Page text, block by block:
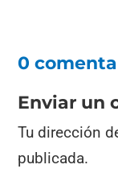
0
Enviar un
Tu dirección
publicada.